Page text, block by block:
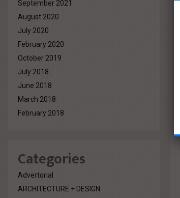
September 2021
August 2020
July 2020
February 2020
October 2019
July 2018
June 2018
March 2018
February 2018
Categories
Advertorial
ARCHITECTURE + DESIGN